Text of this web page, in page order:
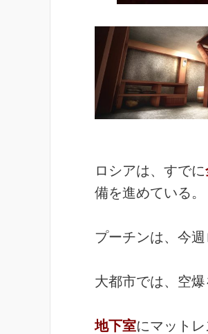
ロシアは、すでに
備を進めている。
プーチンは、今
大都市では、空
地下室にマット